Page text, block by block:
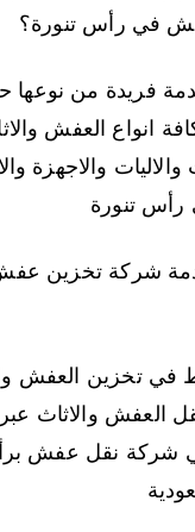
في رأس تنورة؟
فريدة من نوعها
انواع العفش
والاليات والاجهزة
تنورة
شركة تخزين
في تخزين العفش
العفش والاثاث
شركة نقل عفش